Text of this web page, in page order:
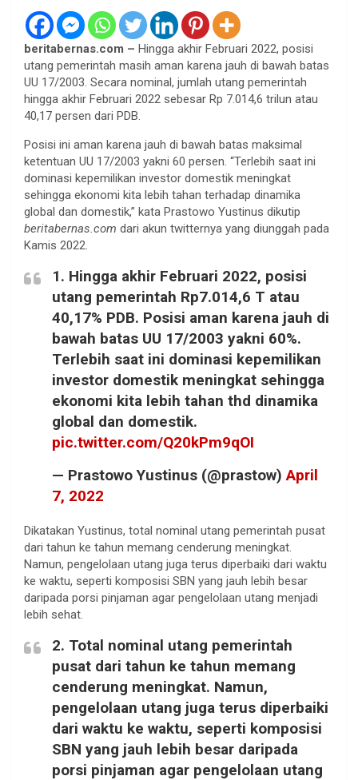
beritabernas.com – Hingga akhir Februari 2022, posisi
utang pemerintah masih aman karena jauh di bawah batas
UU 17/2003. Secara nominal, jumlah utang pemerintah
hingga akhir Februari 2022 sebesar Rp 7.014,6 trilun atau
40,17 persen dari PDB.
Posisi ini aman karena jauh di bawah batas maksimal
ketentuan UU 17/2003 yakni 60 persen. “Terlebih saat ini
dominasi kepemilikan investor domestik meningkat
sehingga ekonomi kita lebih tahan terhadap dinamika
global dan domestik,” kata Prastowo Yustinus dikutip
beritabernas.com dari akun twitternya yang diunggah pada
Kamis 2022.
1. Hingga akhir Februari 2022, posisi
utang pemerintah Rp7.014,6 T atau
40,17% PDB. Posisi aman karena jauh di
bawah batas UU 17/2003 yakni 60%.
Terlebih saat ini dominasi kepemilikan
investor domestik meningkat sehingga
ekonomi kita lebih tahan thd dinamika
global dan domestik.
pic.twitter.com/Q20kPm9qOI
— Prastowo Yustinus (@prastow)April
7, 2022
Dikatakan Yustinus, total nominal utang pemerintah pusat
dari tahun ke tahun memang cenderung meningkat.
Namun, pengelolaan utang juga terus diperbaiki dari waktu
ke waktu, seperti komposisi SBN yang jauh lebih besar
daripada porsi pinjaman agar pengelolaan utang menjadi
lebih sehat.
2. Total nominal utang pemerintah
pusat dari tahun ke tahun memang
cenderung meningkat. Namun,
pengelolaan utang juga terus diperbaiki
dari waktu ke waktu, seperti komposisi
SBN yang jauh lebih besar daripada
porsi pinjaman agar pengelolaan utang